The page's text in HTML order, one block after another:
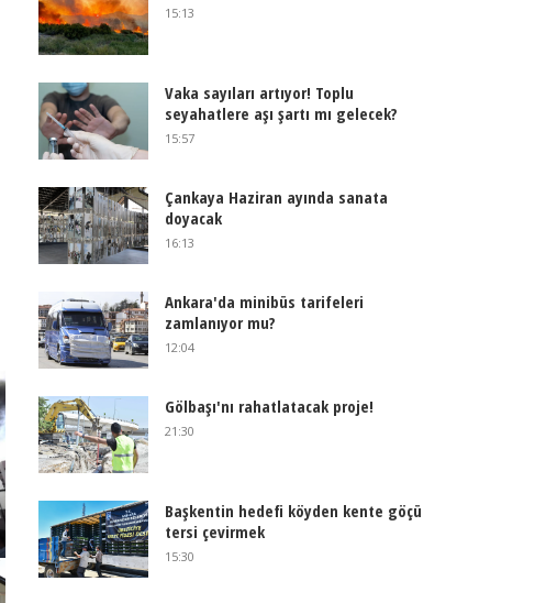
15:13
Vaka sayıları artıyor! Toplu
seyahatlere aşı şartı mı gelecek?
15:57
Çankaya Haziran ayında sanata
doyacak
16:13
Ankara'da minibüs tarifeleri
zamlanıyor mu?
12:04
Gölbaşı'nı rahatlatacak proje!
21:30
Başkentin hedefi köyden kente göçü
tersi çevirmek
15:30